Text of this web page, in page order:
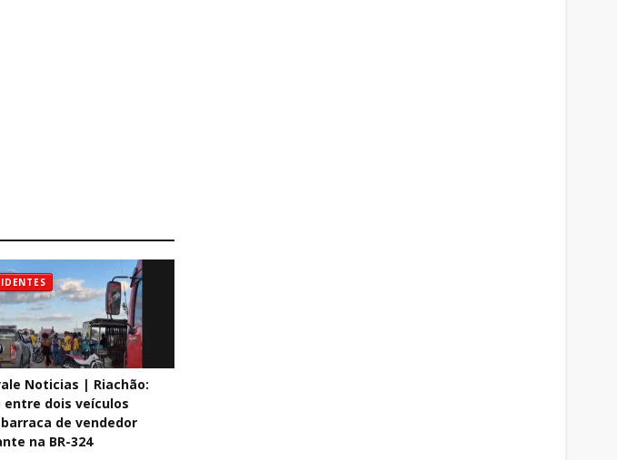
Noticias | Riachão:
entre dois veículos
de vendedor
na BR-324